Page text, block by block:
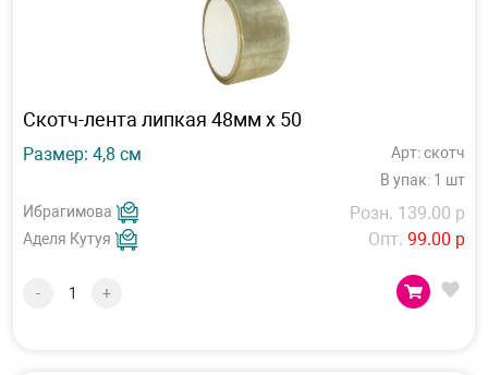
Скотч-лента липкая 48мм х 50
Размер: 4,8 см
Арт: скотч
В упак: 1 шт
Ибрагимова
Аделя Кутуя
Розн. 139.00 р
Опт. 99.00 р
- +